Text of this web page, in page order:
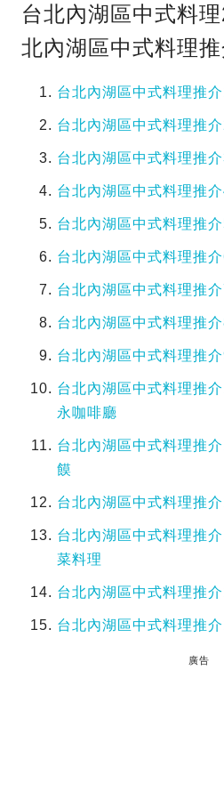
台北內湖區中式料
北內湖區中式料理
台北內湖區中式料理推
台北內湖區中式料理推
台北內湖區中式料理推
台北內湖區中式料理推
台北內湖區中式料理推
台北內湖區中式料理推
台北內湖區中式料理推
台北內湖區中式料理推
台北內湖區中式料理推
台北內湖區中式料理推
永咖啡廳
台北內湖區中式料理推
饃
台北內湖區中式料理推
台北內湖區中式料理推
菜料理
台北內湖區中式料理推
台北內湖區中式料理推
廣告